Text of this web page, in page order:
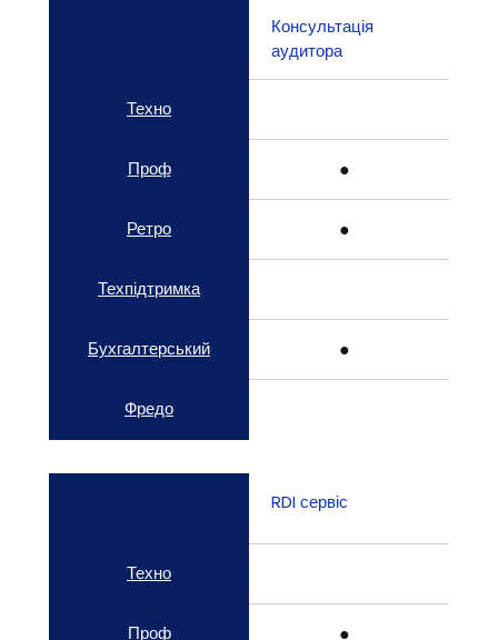
Консультація
аудитора
Техно
Проф ●
Ретро ●
Техпідтримка
Бухгалтерський ●
Фредо
RDI сервіс
Техно
Проф ●